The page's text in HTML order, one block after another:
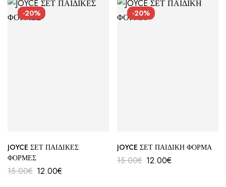
-20%
JOYCE ΣΕΤ ΠΑΙΔΙΚΕΣ
ΦΟΡΜΕΣ
15.00€ 12.00€
-20%
JOYCE ΣΕΤ ΠΑΙΔΙΚΗ ΦΟΡΜΑ
15.00€ 12.00€